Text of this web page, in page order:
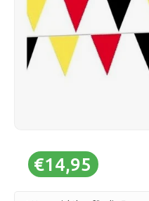
Schlittschuhlaufen
Kissen & Bettwäsche
Lampen & Beleuchtung
Körbe, Töpfe & Vasen
€14,95